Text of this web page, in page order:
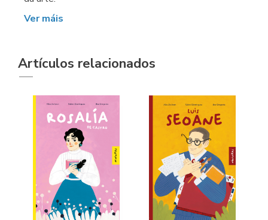
Ver máis
Artículos relacionados